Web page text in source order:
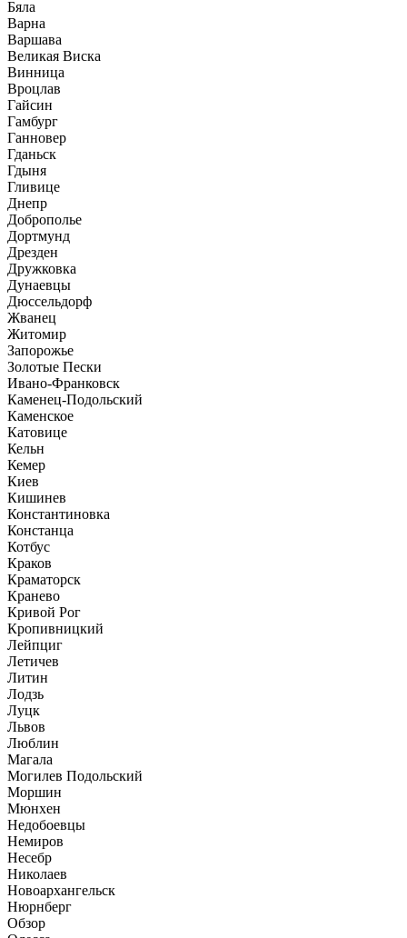
Бяла
Варна
Варшава
Великая Виска
Винница
Вроцлав
Гайсин
Гамбург
Ганновер
Гданьск
Гдыня
Гливице
Днепр
Доброполье
Дортмунд
Дрезден
Дружковка
Дунаевцы
Дюссельдорф
Жванец
Житомир
Запорожье
Золотые Пески
Ивано-Франковск
Каменец-Подольский
Каменское
Катовице
Кельн
Кемер
Киев
Кишинев
Константиновка
Констанца
Котбус
Краков
Краматорск
Кранево
Кривой Рог
Кропивницкий
Лейпциг
Летичев
Литин
Лодзь
Луцк
Львов
Люблин
Магала
Могилев Подольский
Моршин
Мюнхен
Недобоевцы
Немиров
Несебр
Николаев
Новоархангельск
Нюрнберг
Обзор